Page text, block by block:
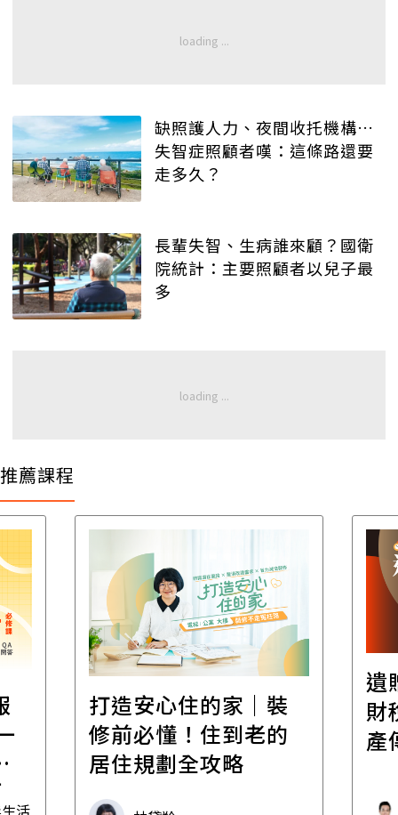
缺照護人力、夜間收托機構…
失智症照顧者嘆：這條路還要
走多久？
長輩失智、生病誰來顧？國衛
院統計：主要照顧者以兒子最
多
推薦課程
｜裝
老的
遺贈稅規劃直播課│
財稅專家親授，讓資
產傳承更有效率